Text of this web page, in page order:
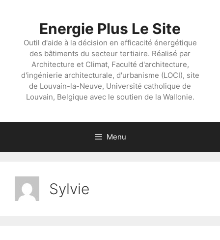
Energie Plus Le Site
Outil d'aide à la décision en efficacité énergétique
des bâtiments du secteur tertiaire. Réalisé par
Architecture et Climat, Faculté d'architecture,
d'ingénierie architecturale, d'urbanisme (LOCI), site
de Louvain-la-Neuve, Université catholique de
Louvain, Belgique avec le soutien de la Wallonie.
Menu
Sylvie